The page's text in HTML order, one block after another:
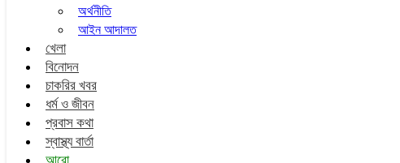
অর্থনীতি
আইন আদালত
খেলা
বিনোদন
চাকরির খবর
ধর্ম ও জীবন
প্রবাস কথা
স্বাস্থ্য বার্তা